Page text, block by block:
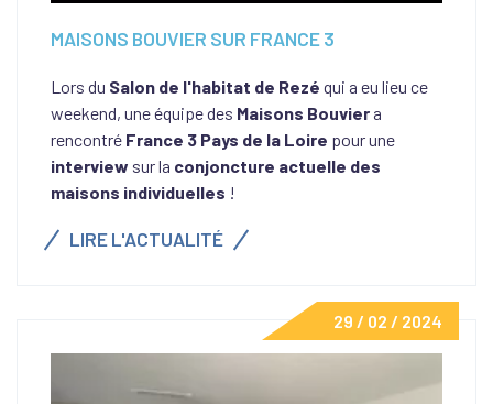
MAISONS BOUVIER SUR FRANCE 3
Lors du Salon de l'habitat de Rezé qui a eu lieu ce
weekend, une équipe des Maisons Bouvier a
rencontré France 3 Pays de la Loire pour une
interview sur la conjoncture actuelle des
maisons individuelles !
LIRE L'ACTUALITÉ
29 / 02 / 2024